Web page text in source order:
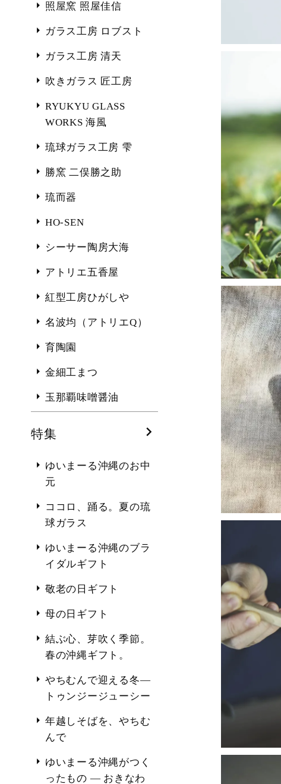
照屋窯 照屋佳信
ガラス工房 ロブスト
ガラス工房 清天
吹きガラス 匠工房
RYUKYU GLASS
WORKS 海風
琉球ガラス工房 雫
勝窯 二俣勝之助
琉而器
HO-SEN
シーサー陶房大海
アトリエ五香屋
紅型工房ひがしや
名波均（アトリエQ）
育陶園
金細工まつ
玉那覇味噌醤油
特集
ゆいまーる沖縄のお中
元
ココロ、踊る。夏の琉
球ガラス
ゆいまーる沖縄のブラ
イダルギフト
敬老の日ギフト
母の日ギフト
結ぶ心、芽吹く季節。
春の沖縄ギフト。
やちむんで迎える冬―
トゥンジージューシー
年越しそばを、やちむ
んで
ゆいまーる沖縄がつく
ったもの ― おきなわ